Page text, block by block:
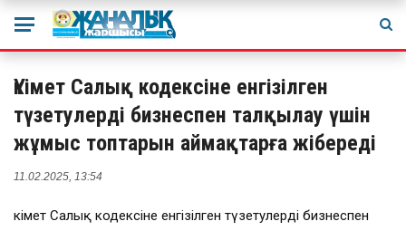
Үкімет Салық кодексіне енгізілген
түзетулерді бизнеспен талқылау үшін
жұмыс топтарын аймақтарға жібереді
11.02.2025, 13:54
Үкімет Салық кодексіне енгізілген түзетулерді бизнеспен